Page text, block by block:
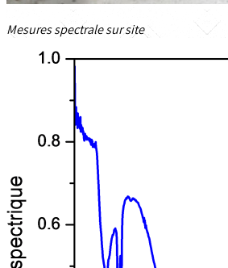
Mesures spectrale sur site